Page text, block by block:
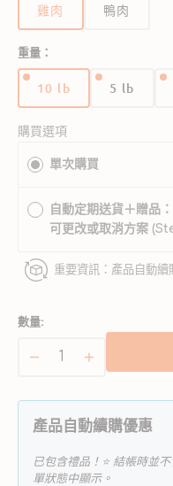
常餵食。
雞肉 鴨肉
重量：
10 lb
版
已
完
無
法
用
5 lb
版
無
法
用
購買選項
單次購買
自動定期送貨＋贈品
可更改或取消方案
重要資訊：產品自動續
數量:
Raw
凍
乾
層
Raw
凍
乾
塗
層
產品自動續購優惠
已包含禮品！⭐ 結帳時並
單狀態中顯示。